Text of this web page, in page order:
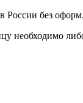
России без
необходимо